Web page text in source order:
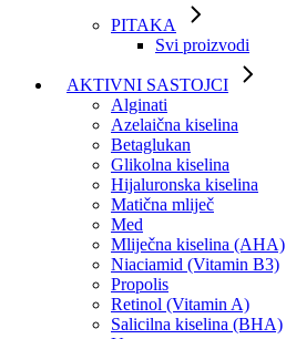
PITAKA
Svi proizvodi
AKTIVNI SASTOJCI
Alginati
Azelaična kiselina
Betaglukan
Glikolna kiselina
Hijaluronska kiselina
Matična mliječ
Med
Mliječna kiselina (AHA)
Niaciamid (Vitamin B3)
Propolis
Retinol (Vitamin A)
Salicilna kiselina (BHA)